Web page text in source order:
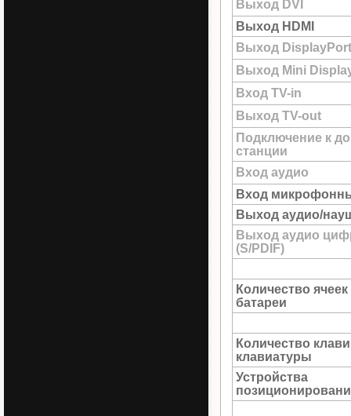
Выход DVI
Выход HDMI
Выход DisplayPort
Выход Mini
Вход TV-in
Выход TV-out
Подключение к
станции
Вход аудио
Вход
Выход аудио/
Выход аудио
(S/PDIF)
Количество ячеек
батареи
Количество
клавиатуры
Устройства